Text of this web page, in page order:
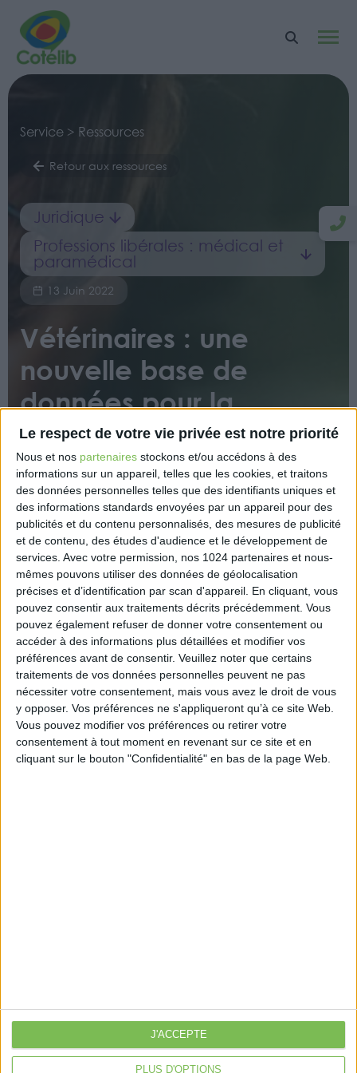
Le respect de votre vie privée est notre priorité
Nous et nos partenaires stockons et/ou accédons à des
informations sur un appareil, telles que les cookies, et traitons
des données personnelles telles que des identifiants uniques et
des informations standards envoyées par un appareil pour des
publicités et du contenu personnalisés, des mesures de publicité
et de contenu, des études d'audience et le développement de
services. Avec votre permission, nos 1024 partenaires et nous-
mêmes pouvons utiliser des données de géolocalisation
précises et d’identification par scan d'appareil. En cliquant, vous
pouvez consentir aux traitements décrits précédemment. Vous
pouvez également refuser de donner votre consentement ou
accéder à des informations plus détaillées et modifier vos
préférences avant de consentir. Veuillez noter que certains
traitements de vos données personnelles peuvent ne pas
nécessiter votre consentement, mais vous avez le droit de vous
y opposer. Vos préférences ne s'appliqueront qu’à ce site Web.
Vous pouvez modifier vos préférences ou retirer votre
consentement à tout moment en revenant sur ce site et en
cliquant sur le bouton "Confidentialité" en bas de la page Web.
PLUS D'OPTIONS
J'ACCEPTE
Service > Ressources
Retour aux ressources
Juridique
Professions libérales : médical et
paramédical
13 Juin 2022
Vétérinaires : une
nouvelle base de
données pour la
pharmacovigilance
Le règlement européen sur les médicaments
vétérinaires établit la création d’une nouvelle base
de données pour toute l’Union européenne afin
d’améliorer la pharmacovigilance de ces produits.
Cette base devrait permettre un meilleur accès et
un meilleur partage des informations.
https://www.eurex.fr/k4_18944472/
À la une
Déclaration Impôt sur le Revenu